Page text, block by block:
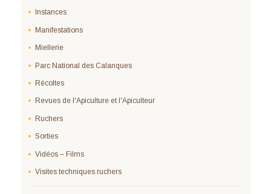
Instances
Manifestations
Miellerie
Parc National des Calanques
Récoltes
Revues de l'Apiculture et l'Apiculteur
Ruchers
Sorties
Vidéos – Films
Visites techniques ruchers